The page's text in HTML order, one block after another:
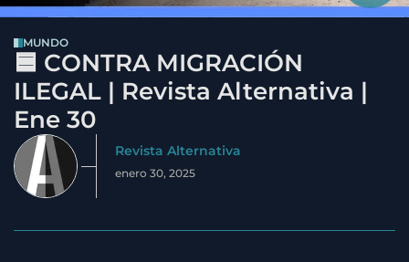
MUNDO
🟦 CONTRA MIGRACIÓN
ILEGAL | Revista Alternativa |
Ene 30
Revista Alternativa
enero 30, 2025